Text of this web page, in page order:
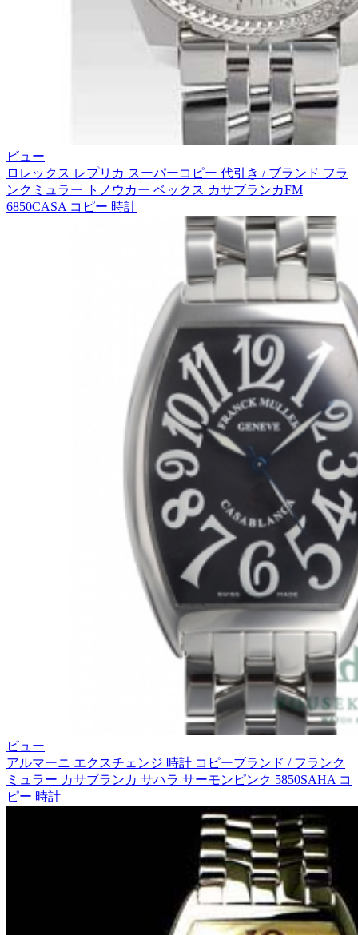
ビュー
ロレックス レプリカ スーパーコピー 代引き / ブランド フラ
ンクミュラー トノウカー ベックス カサブランカFM
6850CASA コピー 時計
ビュー
アルマーニ エクスチェンジ 時計 コピーブランド / フランク
ミュラー カサブランカ サハラ サーモンピンク 5850SAHA コ
ピー 時計